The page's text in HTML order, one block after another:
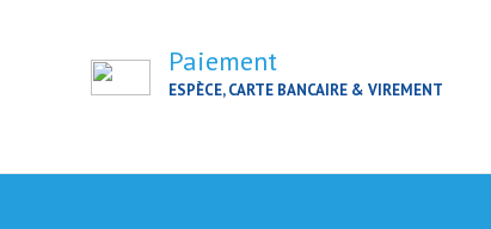
Paiement
ESPÈCE, CARTE BANCAIRE & VIREMENT